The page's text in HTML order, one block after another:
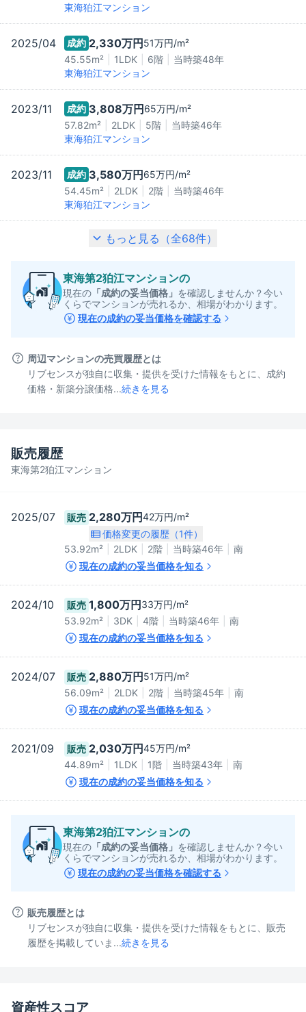
東海狛江マンション
2025/04 成約 2,330万円51万円/m²
45.55m²
1LDK 6階 当時築48年
東海狛江マンション
2023/11 成約 3,808万円65万円/m²
57.82m²
2LDK 5階 当時築46年
東海狛江マンション
2023/11 成約 3,580万円65万円/m²
54.45m²
2LDK 2階 当時築46年
東海狛江マンション
もっと見る（全68件）
東海第2狛江マンションの
現在の 「成約の妥当価格」 を確認しませんか？今い
くらでマンションが売れるか、相場がわかります。
現在の成約の妥当価格を確認する
周辺マンションの売買履歴とは
リブセンスが独自に収集・提供を受けた情報をもとに、成約
価格・新築分譲価格...続きを見る
東海第2狛江マンション
販売履歴
2025/07 販売 2,280万円42万円/m²
価格変更の履歴（1件）
53.92m² 2LDK 2階 当時築46年
南
現在の成約の妥当価格を知る
2024/10 販売 1,800万円33万円/m²
53.92m² 3DK 4階 当時築46年
南
現在の成約の妥当価格を知る
2024/07 販売 2,880万円51万円/m²
56.09m² 2LDK 2階 当時築45年
南
現在の成約の妥当価格を知る
2021/09 販売 2,030万円45万円/m²
44.89m² 1LDK 1階 当時築43年
南
現在の成約の妥当価格を知る
東海第2狛江マンションの
現在の 「成約の妥当価格」 を確認しませんか？今い
くらでマンションが売れるか、相場がわかります。
現在の成約の妥当価格を確認する
販売履歴とは
リブセンスが独自に収集・提供を受けた情報をもとに、販売
履歴を掲載していま...続きを見る
資産性スコア